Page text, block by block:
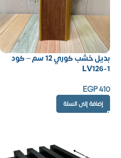
بديل خشب كوري 12 سم – كود
LV126-1
EGP410
إضافة إلى السلة